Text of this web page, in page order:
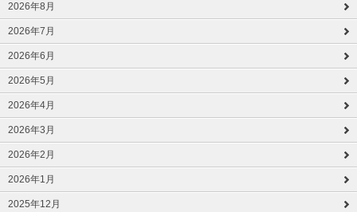
2026年8月
2026年7月
2026年6月
2026年5月
2026年4月
2026年3月
2026年2月
2026年1月
2025年12月